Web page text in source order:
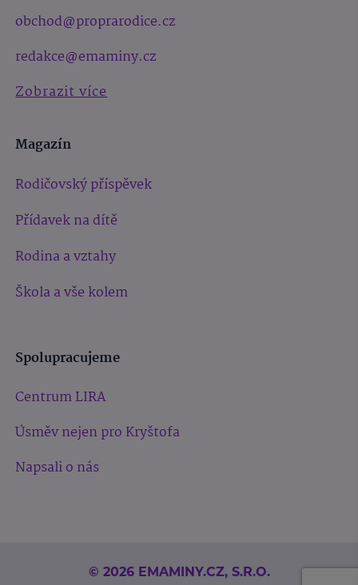
obchod@proprarodice.cz
redakce@emaminy.cz
Zobrazit více
Magazín
Rodičovský příspěvek
Přídavek na dítě
Rodina a vztahy
Škola a vše kolem
Spolupracujeme
Centrum LIRA
Úsměv nejen pro Kryštofa
Napsali o nás
© 2026 EMAMINY.CZ, S.R.O.